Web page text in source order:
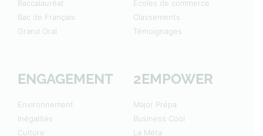
Baccalauréat
Bac de Français
Grand Oral
Écoles de commerce
Classements
Témoignages
ENGAGEMENT
Environnement
Inégalités
Culture
2EMPOWER
Major Prépa
Business Cool
La Méta